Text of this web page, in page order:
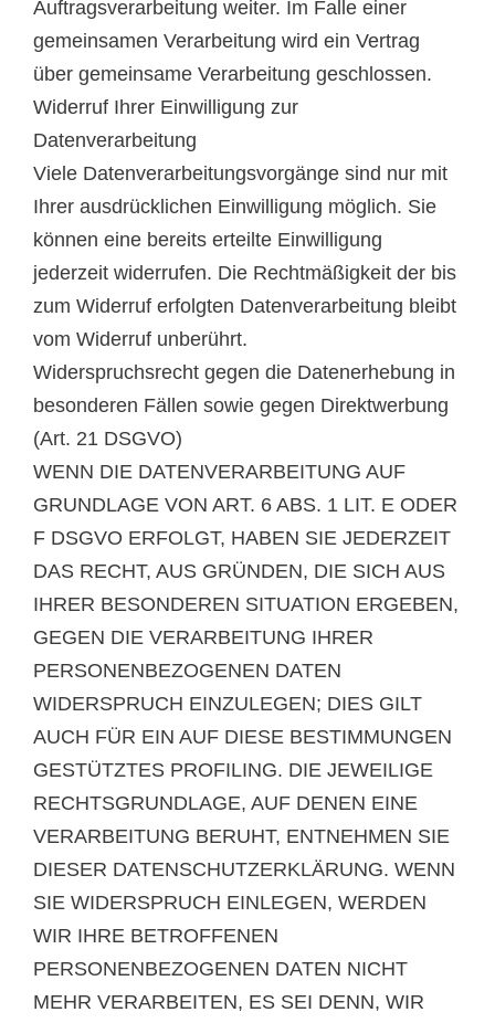
Auftragsverarbeitung weiter. Im Falle einer
gemeinsamen Verarbeitung wird ein Vertrag
über gemeinsame Verarbeitung geschlossen.
Widerruf Ihrer Einwilligung zur
Datenverarbeitung
Viele Datenverarbeitungsvorgänge sind nur mit
Ihrer ausdrücklichen Einwilligung möglich. Sie
können eine bereits erteilte Einwilligung
jederzeit widerrufen. Die Rechtmäßigkeit der bis
zum Widerruf erfolgten Datenverarbeitung bleibt
vom Widerruf unberührt.
Widerspruchsrecht gegen die Datenerhebung in
besonderen Fällen sowie gegen Direktwerbung
(Art. 21 DSGVO)
WENN DIE DATENVERARBEITUNG AUF
GRUNDLAGE VON ART. 6 ABS. 1 LIT. E ODER
F DSGVO ERFOLGT, HABEN SIE JEDERZEIT
DAS RECHT, AUS GRÜNDEN, DIE SICH AUS
IHRER BESONDEREN SITUATION ERGEBEN,
GEGEN DIE VERARBEITUNG IHRER
PERSONENBEZOGENEN DATEN
WIDERSPRUCH EINZULEGEN; DIES GILT
AUCH FÜR EIN AUF DIESE BESTIMMUNGEN
GESTÜTZTES PROFILING. DIE JEWEILIGE
RECHTSGRUNDLAGE, AUF DENEN EINE
VERARBEITUNG BERUHT, ENTNEHMEN SIE
DIESER DATENSCHUTZERKLÄRUNG. WENN
SIE WIDERSPRUCH EINLEGEN, WERDEN
WIR IHRE BETROFFENEN
PERSONENBEZOGENEN DATEN NICHT
MEHR VERARBEITEN, ES SEI DENN, WIR